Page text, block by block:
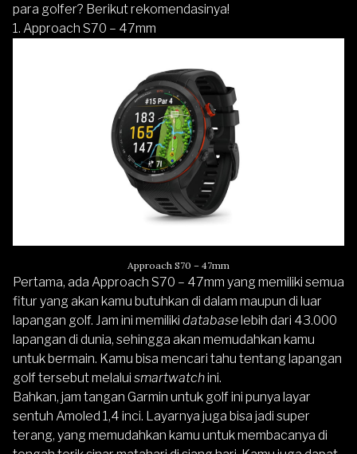
para golfer? Berikut rekomendasinya!
1. Approach S70 – 47mm
Approach S70 – 47mm
Pertama, ada Approach S70 – 47mm yang memiliki semua
fitur yang akan kamu butuhkan di dalam maupun di luar
lapangan golf. Jam ini memiliki databaselebih dari 43.000
lapangan di dunia, sehingga akan memudahkan kamu
untuk bermain. Kamu bisa mencari tahu tentang lapangan
golf tersebut melalui smartwatchini.
Bahkan, jam tangan Garmin untuk golf ini punya layar
sentuh Amoled 1,4 inci. Layarnya juga bisa jadi super
terang, yang memudahkan kamu untuk membacanya di